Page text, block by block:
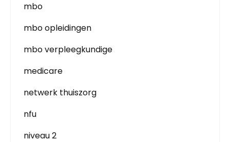
mbo
mbo opleidingen
mbo verpleegkundige
medicare
netwerk thuiszorg
nfu
niveau 2